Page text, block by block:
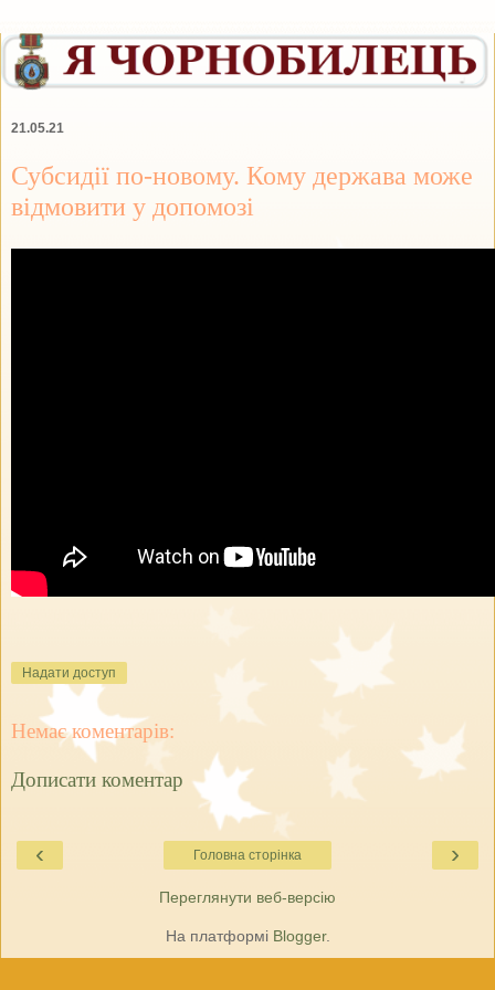
21.05.21
Субсидії по-новому. Кому держава може
відмовити у допомозі
Надати доступ
Немає коментарів:
Дописати коментар
‹ ›
Головна сторінка
Переглянути веб-версію
На платформі Blogger.